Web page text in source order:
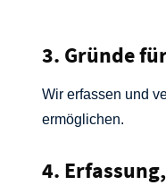
3. Gründe
Wir erfassen und
ermöglichen.
4.